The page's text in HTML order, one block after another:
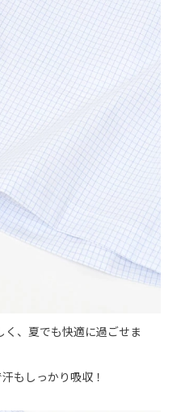
、夏でも快適に過ごせま
もしっかり吸収！